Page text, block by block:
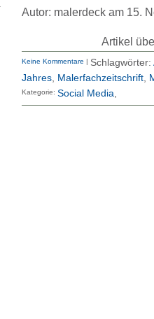
Autor: malerdeck am 15.
Artikel
Keine Kommentare | Schlagwörter:
Jahres, Malerfachzeitschrift,
Kategorie: Social Media